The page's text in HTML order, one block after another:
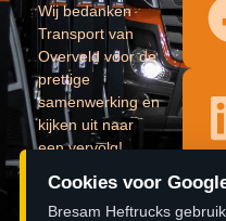
Wij bedanken
Transport van
Overveld voor de
prettige
samenwerking en
kijken uit naar
een vervolg!
Lees verder »
Cookies voor
Bresam Heftrucks